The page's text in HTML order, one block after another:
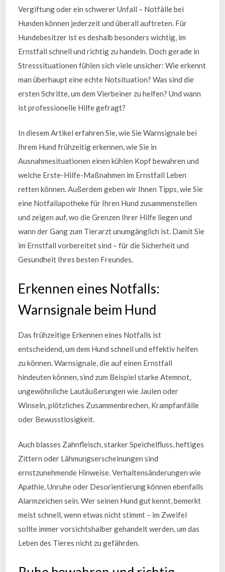
Vergiftung oder ein schwerer Unfall – Notfälle bei
Hunden können jederzeit und überall auftreten. Für
Hundebesitzer ist es deshalb besonders wichtig, im
Ernstfall schnell und richtig zu handeln. Doch gerade in
Stresssituationen fühlen sich viele unsicher: Wie erkennt
man überhaupt eine echte Notsituation? Was sind die
ersten Schritte, um dem Vierbeiner zu helfen? Und wann
ist professionelle Hilfe gefragt?
In diesem Artikel erfahren Sie, wie Sie Warnsignale bei
Ihrem Hund frühzeitig erkennen, wie Sie in
Ausnahmesituationen einen kühlen Kopf bewahren und
welche Erste-Hilfe-Maßnahmen im Ernstfall Leben
retten können. Außerdem geben wir Ihnen Tipps, wie Sie
eine Notfallapotheke für Ihren Hund zusammenstellen
und zeigen auf, wo die Grenzen Ihrer Hilfe liegen und
wann der Gang zum Tierarzt unumgänglich ist. Damit Sie
im Ernstfall vorbereitet sind – für die Sicherheit und
Gesundheit Ihres besten Freundes.
Erkennen eines Notfalls:
Warnsignale beim Hund
Das frühzeitige Erkennen eines Notfalls ist
entscheidend, um dem Hund schnell und effektiv helfen
zu können. Warnsignale, die auf einen Ernstfall
hindeuten können, sind zum Beispiel starke Atemnot,
ungewöhnliche Lautäußerungen wie Jaulen oder
Winseln, plötzliches Zusammenbrechen, Krampfanfälle
oder Bewusstlosigkeit.
Auch blasses Zahnfleisch, starker Speichelfluss, heftiges
Zittern oder Lähmungserscheinungen sind
ernstzunehmende Hinweise. Verhaltensänderungen wie
Apathie, Unruhe oder Desorientierung können ebenfalls
Alarmzeichen sein. Wer seinen Hund gut kennt, bemerkt
meist schnell, wenn etwas nicht stimmt – im Zweifel
sollte immer vorsichtshalber gehandelt werden, um das
Leben des Tieres nicht zu gefährden.